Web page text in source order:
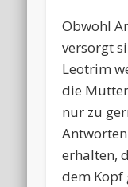
Obwohl
versorgt
Leotrim
die
nur zu
erhalten,
dem Kopf